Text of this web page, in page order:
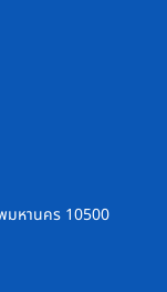
มหานคร 10500